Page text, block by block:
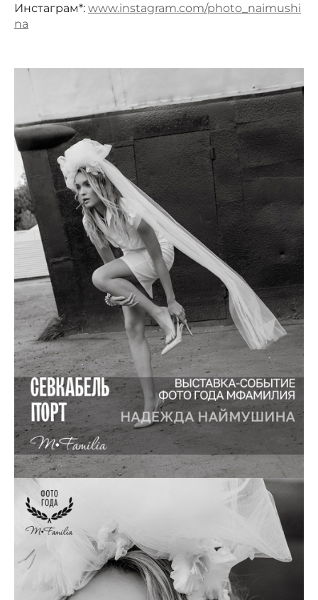
Инстаграм*: www.instagram.com/photo_naimushi
na